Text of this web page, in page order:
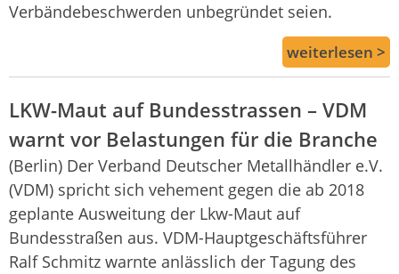
Verbändebeschwerden unbegründet seien.
weiterlesen >
LKW-Maut auf Bundesstrassen – VDM
warnt vor Belastungen für die Branche
(Berlin) Der Verband Deutscher Metallhändler e.V.
(VDM) spricht sich vehement gegen die ab 2018
geplante Ausweitung der Lkw-Maut auf
Bundesstraßen aus. VDM-Hauptgeschäftsführer
Ralf Schmitz warnte anlässlich der Tagung des